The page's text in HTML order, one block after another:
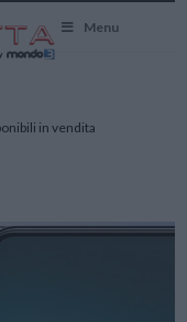
Menu
in vendita